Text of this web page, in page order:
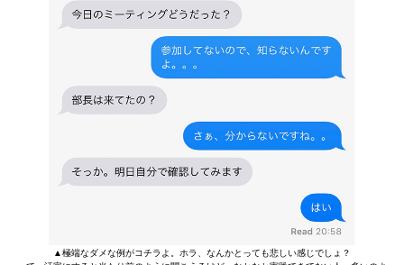
▲極端なダメな例がコチラよ。ホラ、なんかとっても悲しい感じでしょ？